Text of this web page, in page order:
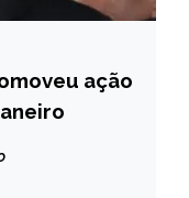
ação